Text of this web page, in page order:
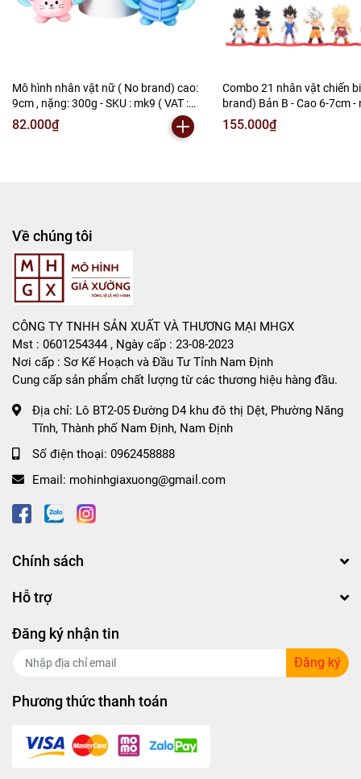
Mô Hình Giá Xưởng
Liên hệ : 096.245.8888 vs 0947.783.771
Bán Buôn , Bán Lẻ Mô Hình
Mô hình nhân vật nữ ( No brand) cao:
9cm , nặng: 300g - SKU : mk9 ( VAT :
002-b05-50 )K26-T1-S4
82.000₫
Combo 21 nhân vật chiến
brand) Bản B - Cao 6-7cm -
300gram - no box , bọc túi
:DB145a ( VAT 002-02-130
155.000₫
Về chúng tôi
CÔNG TY TNHH SẢN XUẤT VÀ THƯƠNG MẠI MHGX
Mst : 0601254344 , Ngày cấp : 23-08-2023
Nơi cấp : Sơ Kế Hoạch và Đầu Tư Tỉnh Nam Định
Cung cấp sản phẩm chất lượng từ các thương hiệu hàng đầu.
Địa chỉ: Lô BT2-05 Đường D4 khu đô thị Dệt, Phường Năng
Tĩnh, Thành phố Nam Định, Nam Định
Số điện thoại: 0962458888
Email: mohinhgiaxuong@gmail.com
Chính sách
Hỗ trợ
Đăng ký nhận tin
Đăng ký
Phương thức thanh toán